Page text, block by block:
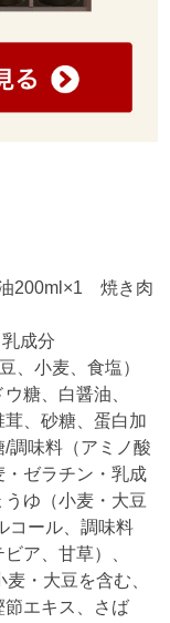
200ml×1 焼き肉
成分
、小麦、食塩）
糖、白醤油、
、砂糖、蛋白加
調味料（アミノ酸
ゼラチン・乳成
ゆ（小麦・大豆
コール、調味料
ア、甘草）、
・大豆を含む、
節エキス、さば